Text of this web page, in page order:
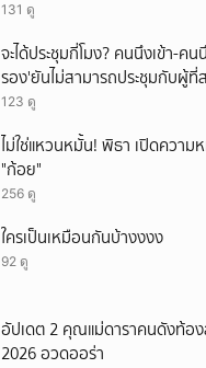
131 ดู
จะได้ประชุมกี่โมง? คนนึงเข้า-ค
รอง'ยันไม่สามารถประชุมกับผู้ที่
สรณ'ชี้ ไม่มีใครสั่งให้ผมหยุดปฏิบั
123 ดู
ไม่ใช่แหวนหมั้น! พิธา เปิดความ
"ก้อย"
256 ดู
ใครเป็นเหมือนกันบ้างงงง
92 ดู
อัปเดต 2 คุณแม่ดาราคนดังท้อ
2026 อวดออร่า